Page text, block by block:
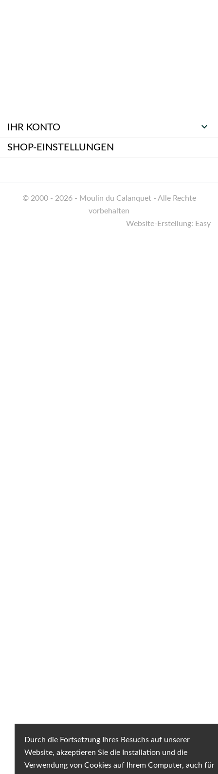
Durch die Fortsetzung Ihres Besuchs auf unserer
Website, akzeptieren Sie die Installation und die
Verwendung von Cookies auf Ihrem Computer, auch für
IHR KONTO 
SHOP-EINSTELLUNGEN
© 2000 - 2026 - Moulin du Calanquet - Alle Rechte
vorbehalten
Website-Erstellung: Easy